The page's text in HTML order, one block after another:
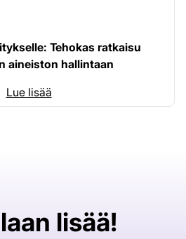
Tehokas ratkaisu
aineiston hallintaan
Lue lisää
lisää!